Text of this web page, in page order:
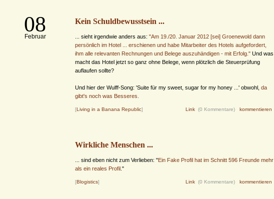
08
Februar
Kein Schuldbewusstsein ...
... sieht irgendwie anders aus: "Am 19./20. Januar 2012 [sei] Groenewold dann
persönlich im Hotel ... erschienen und habe Mitarbeiter des Hotels aufgefordert,
ihm alle relevanten Rechnungen und Belege auszuhändigen - mit Erfolg." Und was
macht das Hotel jetzt so ganz ohne Belege, wenn plötzlich die Steuerprüfung
auflaufen sollte?
Und hier der Wulff-Song: 'Suite für my sweet, sugar for my honey ...' obwohl, da
gibt's noch was Besseres.
[Living in a Banana Republic] Link (0 Kommentare) kommentieren
Wirkliche Menschen ...
... sind eben nicht zum Verlieben: "Ein Fake Profil hat im Schnitt 596 Freunde mehr
als ein reales Profil ."
[Blogistics] Link (0 Kommentare) kommentieren